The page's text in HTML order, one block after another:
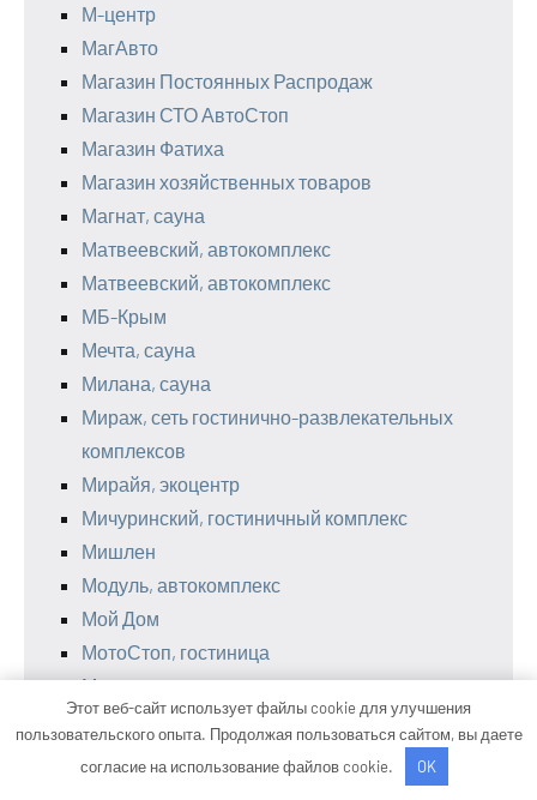
М-центр
МагАвто
Магазин Постоянных Распродаж
Магазин СТО АвтоСтоп
Магазин Фатиха
Магазин хозяйственных товаров
Магнат, сауна
Матвеевский, автокомплекс
Матвеевский, автокомплекс
МБ-Крым
Мечта, сауна
Милана, сауна
Мираж, сеть гостинично-развлекательных
комплексов
Мирайя, экоцентр
Мичуринский, гостиничный комплекс
Мишлен
Модуль, автокомплекс
Мой Дом
МотоСтоп, гостиница
Моя родня
МТ-Сервис
Этот веб-сайт использует файлы cookie для улучшения
пользовательского опыта. Продолжая пользоваться сайтом, вы даете
согласие на использование файлов cookie.
OK